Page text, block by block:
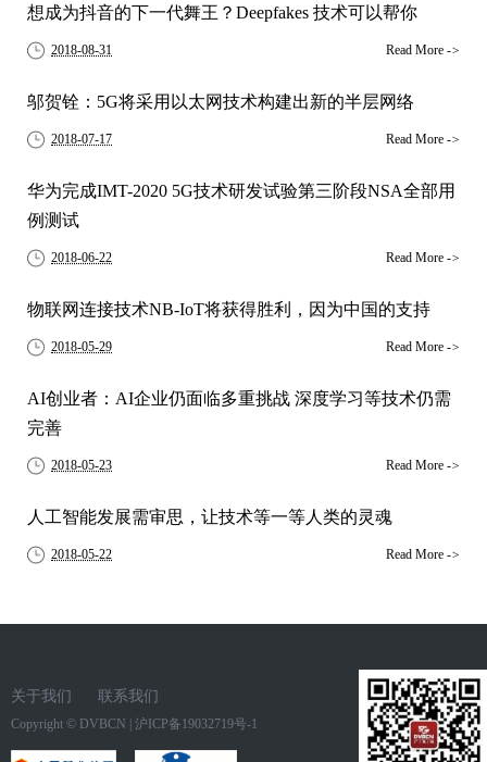
想成为抖音的下一代舞王？Deepfakes 技术可以帮你
2018-08-31 Read More ->
邬贺铨：5G将采用以太网技术构建出新的半层网络
2018-07-17 Read More ->
华为完成IMT-2020 5G技术研发试验第三阶段NSA全部用
例测试
2018-06-22 Read More ->
物联网连接技术NB-IoT将获得胜利，因为中国的支持
2018-05-29 Read More ->
AI创业者：AI企业仍面临多重挑战 深度学习等技术仍需
完善
2018-05-23 Read More ->
人工智能发展需审思，让技术等一等人类的灵魂
2018-05-22 Read More ->
关于我们 联系我们
Copyright © DVBCN | 沪ICP备19032719号-1